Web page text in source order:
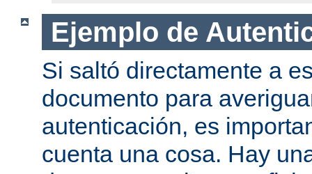
Ejemplo de
Si saltó directamente a
documento para
autenticación, es
cuenta una cosa. Hay